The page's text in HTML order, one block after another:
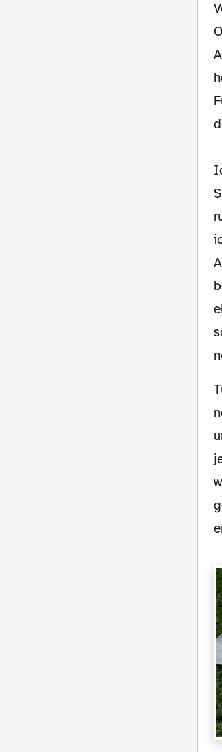
Tuchel hat auf mich in den letzten Wochen einen sehr aufgeräumten, aber auch